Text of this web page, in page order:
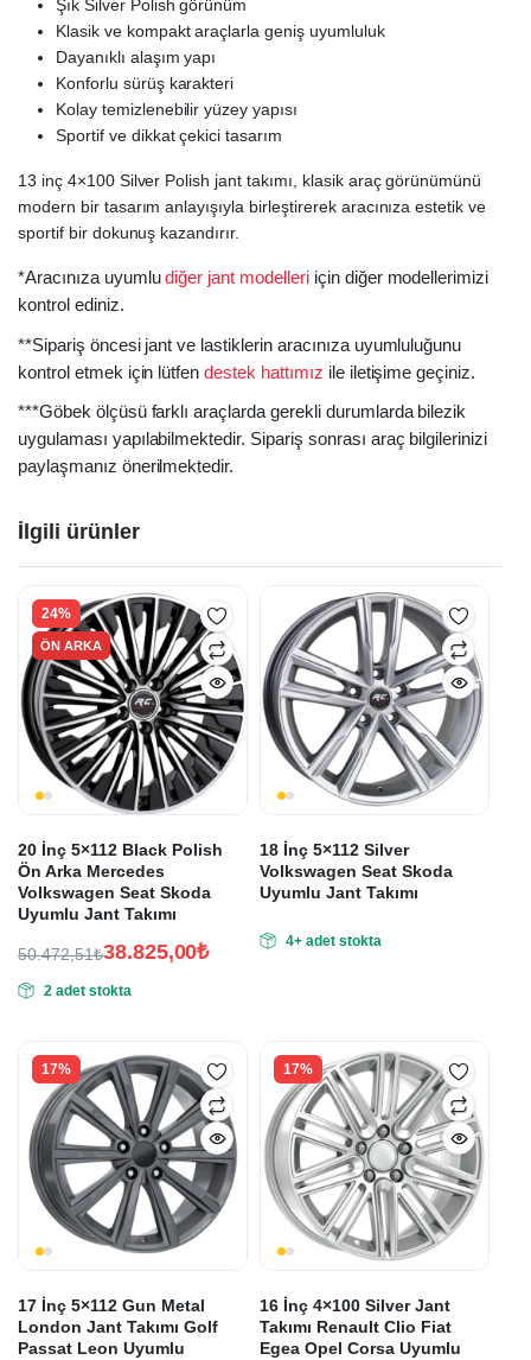
Şık Silver Polish görünüm
Klasik ve kompakt araçlarla geniş uyumluluk
Dayanıklı alaşım yapı
Konforlu sürüş karakteri
Kolay temizlenebilir yüzey yapısı
Sportif ve dikkat çekici tasarım
13 inç 4×100 Silver Polish jant takımı, klasik araç görünümünü
modern bir tasarım anlayışıyla birleştirerek aracınıza estetik ve
sportif bir dokunuş kazandırır.
*Aracınıza uyumludiğer jant modelleriiçin diğer modellerimizi
kontrol ediniz.
**Sipariş öncesi jant ve lastiklerin aracınıza uyumluluğunu
kontrol etmek için lütfendestek hattımız ile iletişime geçiniz.
***Göbek ölçüsü farklı araçlarda gerekli durumlarda bilezik
uygulaması yapılabilmektedir. Sipariş sonrası araç bilgilerinizi
paylaşmanız önerilmektedir.
İlgili ürünler
24%
ÖN ARKA
20 İnç 5×112 Black Polish
Ön Arka Mercedes
Volkswagen Seat Skoda
Uyumlu Jant Takımı
50.472,51₺
fiyat:
38.825,00₺
andaki
38.825,00₺.
2 adet stokta
18 İnç 5×112 Silver
Volkswagen Seat Skoda
Uyumlu Jant Takımı
4+ adet stokta
17%
17 İnç 5×112 Gun Metal
London Jant Takımı Golf
Passat Leon Uyumlu
17%
16 İnç 4×100 Silver Jant
Takımı Renault Clio Fiat
Egea Opel Corsa Uyumlu